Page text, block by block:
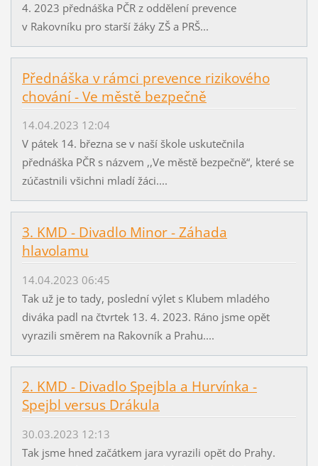
4. 2023 přednáška PČR z oddělení prevence
v Rakovníku pro starší žáky ZŠ a PRŠ...
Přednáška v rámci prevence rizikového
chování - Ve městě bezpečně
14.04.2023 12:04
V pátek 14. března se v naší škole uskutečnila
přednáška PČR s názvem ,,Ve městě bezpečně“, které se
zúčastnili všichni mladí žáci....
3. KMD - Divadlo Minor - Záhada
hlavolamu
14.04.2023 06:45
Tak už je to tady, poslední výlet s Klubem mladého
diváka padl na čtvrtek 13. 4. 2023. Ráno jsme opět
vyrazili směrem na Rakovník a Prahu....
2. KMD - Divadlo Spejbla a Hurvínka -
Spejbl versus Drákula
30.03.2023 12:13
Tak jsme hned začátkem jara vyrazili opět do Prahy.